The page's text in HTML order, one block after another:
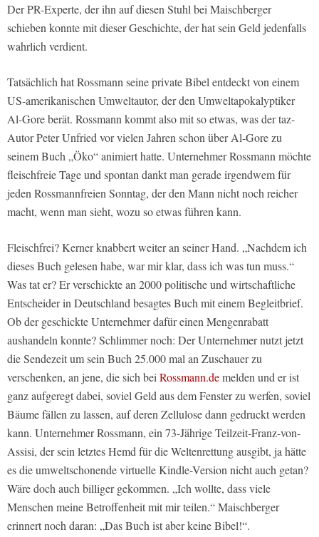
Der PR-Experte, der ihn auf diesen Stuhl bei Maischberger
schieben konnte mit dieser Geschichte, der hat sein Geld jedenfalls
wahrlich verdient.
Tatsächlich hat Rossmann seine private Bibel entdeckt von einem
US-amerikanischen Umweltautor, der den Umweltapokalyptiker
Al-Gore berät. Rossmann kommt also mit so etwas, was der taz-
Autor Peter Unfried vor vielen Jahren schon über Al-Gore zu
seinem Buch „Öko“ animiert hatte. Unternehmer Rossmann möchte
fleischfreie Tage und spontan dankt man gerade irgendwem für
jeden Rossmannfreien Sonntag, der den Mann nicht noch reicher
macht, wenn man sieht, wozu so etwas führen kann.
Fleischfrei? Kerner knabbert weiter an seiner Hand. „Nachdem ich
dieses Buch gelesen habe, war mir klar, dass ich was tun muss.“
Was tat er? Er verschickte an 2000 politische und wirtschaftliche
Entscheider in Deutschland besagtes Buch mit einem Begleitbrief.
Ob der geschickte Unternehmer dafür einen Mengenrabatt
aushandeln konnte? Schlimmer noch: Der Unternehmer nutzt jetzt
die Sendezeit um sein Buch 25.000 mal an Zuschauer zu
verschenken, an jene, die sich bei Rossmann.demelden und er ist
ganz aufgeregt dabei, soviel Geld aus dem Fenster zu werfen, soviel
Bäume fällen zu lassen, auf deren Zellulose dann gedruckt werden
kann. Unternehmer Rossmann, ein 73-Jährige Teilzeit-Franz-von-
Assisi, der sein letztes Hemd für die Weltenrettung ausgibt, ja hätte
es die umweltschonende virtuelle Kindle-Version nicht auch getan?
Wäre doch auch billiger gekommen. „Ich wollte, dass viele
Menschen meine Betroffenheit mit mir teilen.“ Maischberger
erinnert noch daran: „Das Buch ist aber keine Bibel!“.